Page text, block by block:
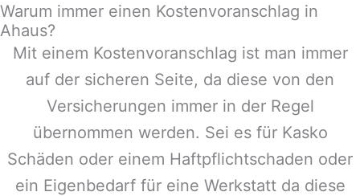
Warum immer einen Kostenvoranschlag in
Ahaus?
Mit einem Kostenvoranschlag ist man immer
auf der sicheren Seite, da diese von den
Versicherungen immer in der Regel
übernommen werden. Sei es für Kasko
Schäden oder einem Haftpflichtschaden oder
ein Eigenbedarf für eine Werkstatt da diese